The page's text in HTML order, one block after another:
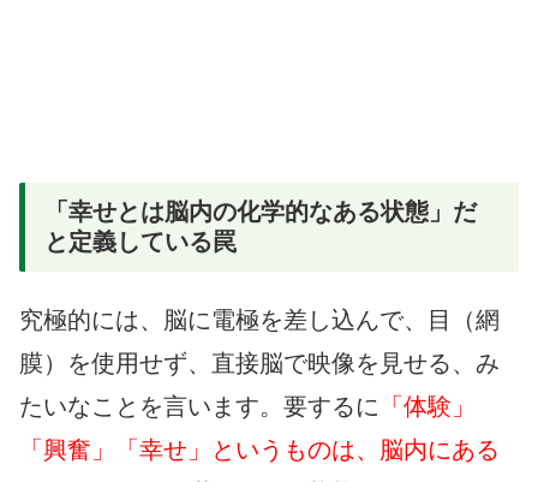
「幸せとは脳内の化学的なある状態」だ
と定義している罠
究極的には、脳に電極を差し込んで、目（網
膜）を使用せず、直接脳で映像を見せる、み
たいなことを言います。要するに 「体験」
「興奮」「幸せ」というものは、脳内にある